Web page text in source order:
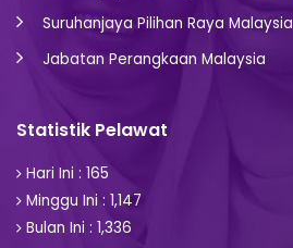
Suruhanjaya Pilihan Raya Malaysia
Jabatan Perangkaan Malaysia
Statistik Pelawat
Hari Ini : 165
Minggu Ini : 1,147
Bulan Ini : 1,336